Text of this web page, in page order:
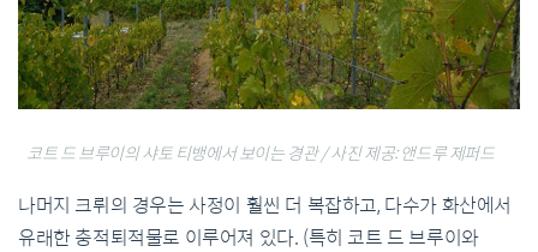
코트 드 브루이의 샤토 티뱅에서 보이는 경관 / 사진 제공: 앤드루 제퍼드
나머지 크뤼의 경우는 사정이 훨씬 더 복잡하고, 다수가 화산에서
유래한 충적퇴적물로 이루어져 있다. (특히 코트 드 브루이와